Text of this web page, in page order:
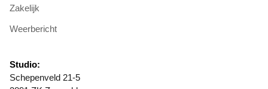
Zakelijk
Weerbericht
Studio:
Schepenveld 21-5